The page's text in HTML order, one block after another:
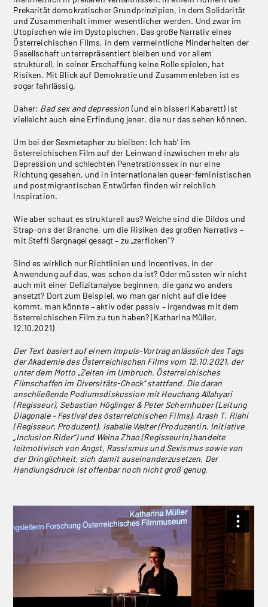
Prekarität demokratischer Grundprinzipien, in dem Solidarität
und Zusammenhalt immer wesentlicher werden. Und zwar im
Utopischen wie im Dystopischen. Das große Narrativ eines
Österreichischen Films, in dem vermeintliche Minderheiten der
Gesellschaft unterrepräsentiert bleiben und vor allem
strukturell, in seiner Erschaffung keine Rolle spielen, hat
Risiken. Mit Blick auf Demokratie und Zusammenleben ist es
sogar fahrlässig.
Daher: Bad sex and depression (und ein bisserl Kabarett) ist
vielleicht auch eine Erfindung jener, die nur das sehen können.
Um bei der Sexmetapher zu bleiben: Ich hab’ im
österreichischen Film auf der Leinwand inzwischen mehr als
Depression und schlechten Penetrationssex in nur eine
Richtung gesehen, und in internationalen queer-feministischen
und postmigrantischen Entwürfen finden wir reichlich
Inspiration.
Wie aber schaut es strukturell aus? Welche sind die Dildos und
Strap-ons der Branche, um die Risiken des großen Narrativs –
mit Steffi Sargnagel gesagt – zu „zerficken“?
Sind es wirklich nur Richtlinien und Incentives, in der
Anwendung auf das, was schon da ist? Oder müssten wir nicht
auch mit einer Defizitanalyse beginnen, die ganz wo anders
ansetzt? Dort zum Beispiel, wo man gar nicht auf die Idee
kommt, man könnte – aktiv oder passiv – irgendwas mit dem
österreichischen Film zu tun haben? (Katharina Müller,
12.10.2021)
Der Text basiert auf einem Impuls-Vortrag anlässlich des Tags
der Akademie des Österreichischen Filmsvom 12.10.2021, der
unter dem Motto „Zeiten im Umbruch. Österreichisches
Filmschaffen im Diversitäts-Check“ stattfand. Die daran
anschließende Podiumsdiskussion mit Houchang Allahyari
(Regisseur), Sebastian Höglinger & Peter Schernhuber (Leitung
Diagonale – Festival des österreichischen Films), Arash T. Riahi
(Regisseur, Produzent), Isabelle Welter (Produzentin, Initiative
„Inclusion Rider“) und Weina Zhao (Regisseurin) handelte
leitmotivisch von Angst, Rassismus und Sexismus sowie von
der Dringlichkeit, sich damit auseinanderzusetzen. Der
Handlungsdruck ist offenbar noch nicht groß genug.